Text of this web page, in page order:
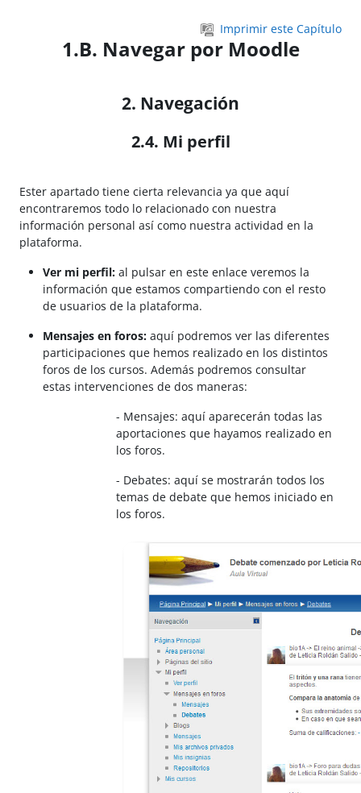
Imprimir este Capítulo
1.B. Navegar por Moodle
2. Navegación
2.4. Mi perfil
Ester apartado tiene cierta relevancia ya que aquí
encontraremos todo lo relacionado con nuestra
información personal así como nuestra actividad en la
plataforma.
Ver mi perfil:al pulsar en este enlace veremos la
información que estamos compartiendo con el resto
de usuarios de la plataforma.
Mensajes en foros:aquí podremos ver las diferentes
participaciones que hemos realizado en los distintos
foros de los cursos. Además podremos consultar
estas intervenciones de dos maneras:
- Mensajes: aquí aparecerán todas las
aportaciones que hayamos realizado en
los foros.
- Debates: aquí se mostrarán todos los
temas de debate que hemos iniciado en
los foros.